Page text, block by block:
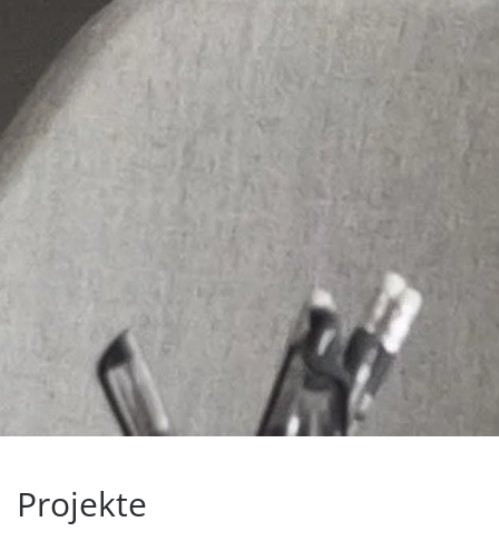
Projekte